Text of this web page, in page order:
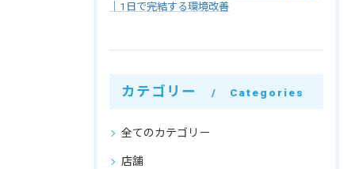
｜1日で完結する環境改善
カテゴリー Categories
全てのカテゴリー
店舗